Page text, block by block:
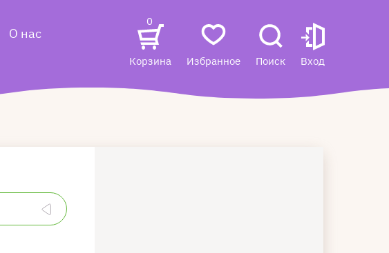
О нас
0
Корзина Избранное Поиск Вход